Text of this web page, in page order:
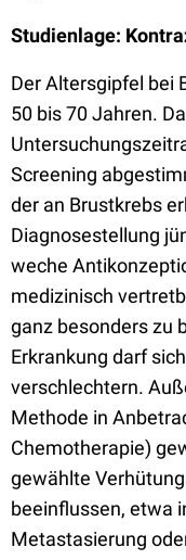
Studienlage:
Der Altersgipfel bei
50 bis 70 Jahren.
Screening
der an Brustkrebs
Diagnosestellung
weche
medizinisch
ganz besonders zu
Erkrankung darf
verschlechtern.
Methode in
Chemotherapie)
gewählte
beeinflussen, etwa
Metastasierung